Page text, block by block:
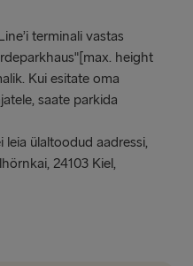
terminali vastas
height
Kui esitate oma
saate parkida
ülaltoodud aadressi,
24103 Kiel,